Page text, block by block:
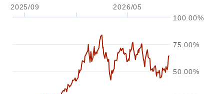
2025/09 2026/05
50.00%
75.00%
100.00%
配息金額
-%